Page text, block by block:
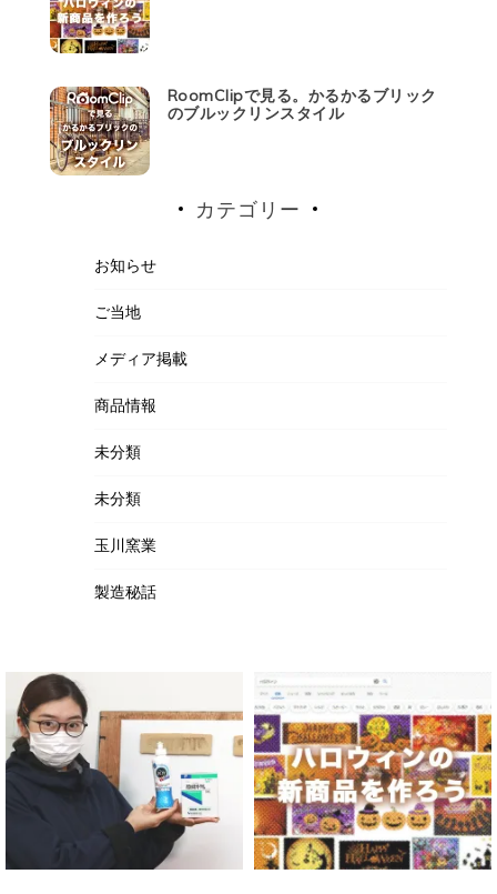
RoomClipで見る。かるかるブリック
のブルックリンスタイル
カテゴリー
お知らせ
ご当地
メディア掲載
商品情報
未分類
未分類
玉川窯業
製造秘話